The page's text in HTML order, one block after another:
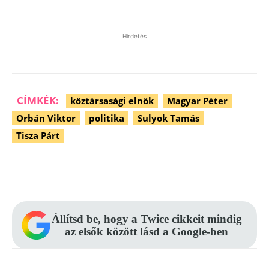
Hirdetés
CÍMKÉK: köztársasági elnök
Magyar Péter
Orbán Viktor
politika
Sulyok Tamás
Tisza Párt
Állítsd be, hogy a Twice cikkeit mindig
az elsők között lásd a Google-ben